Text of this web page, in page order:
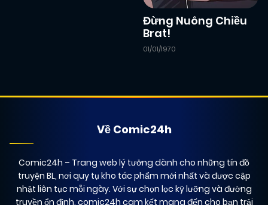
Đừng Nuông Chiều
Brat!
01/01/1970
Về Comic24h
Comic24h – Trang web lý tưởng dành cho những tín đồ
truyện BL, nơi quy tụ kho tác phẩm mới nhất và được cập
nhật liên tục mỗi ngày. Với sự chọn lọc kỹ lưỡng và đường
truyền ổn định, comic24h cam kết mang đến cho bạn trải